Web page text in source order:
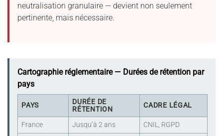
neutralisation granulaire — devient non seulement
pertinente, mais nécessaire.
Cartographie réglementaire — Durées de rétention par
pays
PAYS
DURÉE DE
RÉTENTION
CADRE LÉGAL
France Jusqu’à 2 ans
CNIL, RGPD